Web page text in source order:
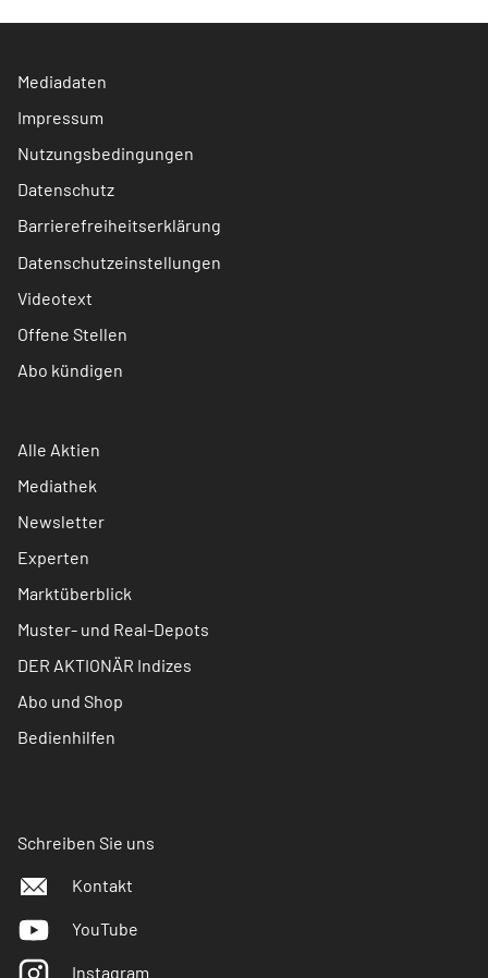
Mediadaten
Impressum
Nutzungsbedingungen
Datenschutz
Barrierefreiheitserklärung
Datenschutzeinstellungen
Videotext
Offene Stellen
Abo kündigen
Alle Aktien
Mediathek
Newsletter
Experten
Marktüberblick
Muster- und Real-Depots
DER AKTIONÄR Indizes
Abo und Shop
Bedienhilfen
Schreiben Sie uns
Kontakt
YouTube
Instagram